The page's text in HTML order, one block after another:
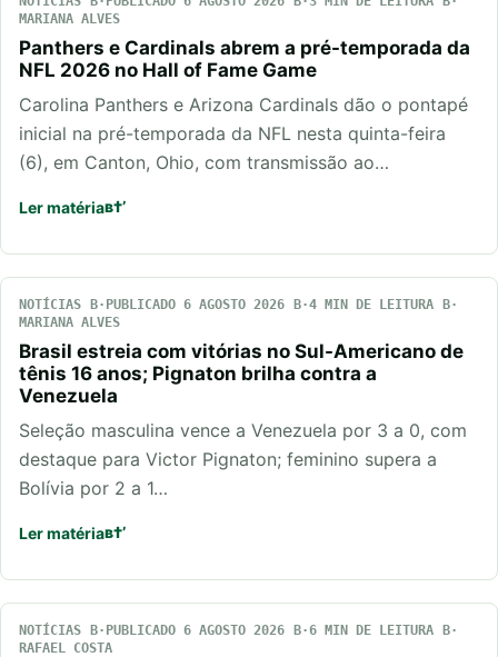
MARIANA ALVES
Panthers e Cardinals abrem a pré-temporada da
NFL 2026 no Hall of Fame Game
Carolina Panthers e Arizona Cardinals dão o pontapé
inicial na pré-temporada da NFL nesta quinta-feira
(6), em Canton, Ohio, com transmissão ao…
Ler matéria
NOTÍCIAS PUBLICADO 6 AGOSTO 2026
4 MIN DE LEITURA
MARIANA ALVES
Brasil estreia com vitórias no Sul-Americano de
tênis 16 anos; Pignaton brilha contra a
Venezuela
Seleção masculina vence a Venezuela por 3 a 0, com
destaque para Victor Pignaton; feminino supera a
Bolívia por 2 a 1…
Ler matéria
NOTÍCIAS PUBLICADO 6 AGOSTO 2026
6 MIN DE LEITURA
RAFAEL COSTA